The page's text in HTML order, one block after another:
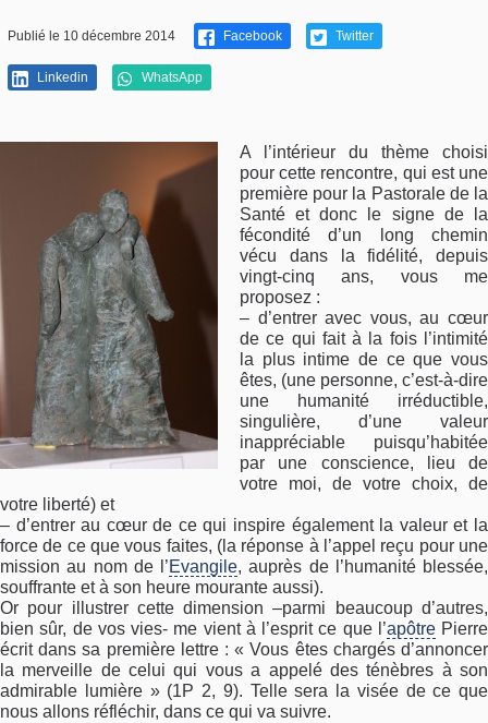
Publié le 10 décembre 2014 Facebook Twitter
Linkedin WhatsApp
A l’intérieur du thème choisi
pour cette rencontre, qui est une
première pour la Pastorale de la
Santé et donc le signe de la
fécondité d’un long chemin
vécu dans la fidélité, depuis
vingt-cinq ans, vous me
proposez :
– d’entrer avec vous, au cœur
de ce qui fait à la fois l’intimité
la plus intime de ce que vous
êtes, (une personne, c’est-à-dire
une humanité irréductible,
singulière, d’une valeur
inappréciable puisqu’habitée
par une conscience, lieu de
votre moi, de votre choix, de
votre liberté) et
– d’entrer au cœur de ce qui inspire également la valeur et la
force de ce que vous faites, (la réponse à l’appel reçu pour une
mission au nom de l’Evangile, auprès de l’humanité blessée,
souffrante et à son heure mourante aussi).
Or pour illustrer cette dimension –parmi beaucoup d’autres,
bien sûr, de vos vies- me vient à l’esprit ce que l’apôtrePierre
écrit dans sa première lettre : « Vous êtes chargés d’annoncer
la merveille de celui qui vous a appelé des ténèbres à son
admirable lumière » (1P 2, 9). Telle sera la visée de ce que
nous allons réfléchir, dans ce qui va suivre.